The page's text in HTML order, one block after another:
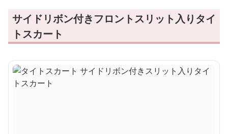
サイドリボン付きフロントスリット入りタイ
トスカート